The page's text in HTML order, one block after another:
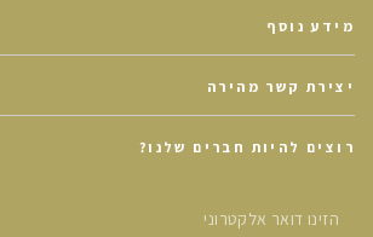
מידע נוסף
יצירת קשר מהירה
רוצים להיות חברים שלנו?
הזינו